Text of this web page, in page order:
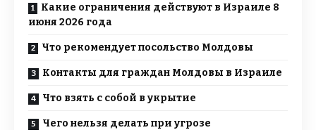
Какие ограничения действуют в Израиле 8
июня 2026 года
Что рекомендует посольство Молдовы
Контакты для граждан Молдовы в Израиле
Что взять с собой в укрытие
Чего нельзя делать при угрозе